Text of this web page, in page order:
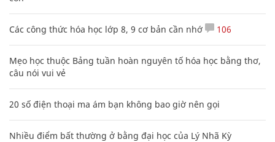
Các công thức hóa học lớp 8, 9 cơ bản cần nhớ 106
Mẹo học thuộc Bảng tuần hoàn nguyên tố hóa học bằng thơ,
câu nói vui vẻ
20 số điện thoại ma ám bạn không bao giờ nên gọi
Nhiều điểm bất thường ở bằng đại học của Lý Nhã Kỳ